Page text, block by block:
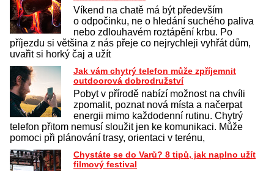
Víkend na chatě má být především
o odpočinku, ne o hledání suchého paliva
nebo zdlouhavém roztápění krbu. Po
příjezdu si většina z nás přeje co nejrychleji vyhřát dům,
uvařit si horký čaj a užít
Jak vám chytrý telefon může zpříjemnit
outdoorová dobrodružství
Pobyt v přírodě nabízí možnost na chvíli
zpomalit, poznat nová místa a načerpat
energii mimo každodenní rutinu. Chytrý
telefon přitom nemusí sloužit jen ke komunikaci. Může
pomoci při plánování trasy, orientaci v terénu,
Chystáte se do Varů? 8 tipů, jak naplno užít
filmový festival